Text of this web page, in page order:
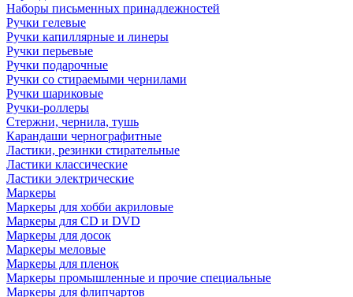
Наборы письменных принадлежностей
Ручки гелевые
Ручки капиллярные и линеры
Ручки перьевые
Ручки подарочные
Ручки со стираемыми чернилами
Ручки шариковые
Ручки-роллеры
Стержни, чернила, тушь
Карандаши чернографитные
Ластики, резинки стирательные
Ластики классические
Ластики электрические
Маркеры
Маркеры для хобби акриловые
Маркеры для CD и DVD
Маркеры для досок
Маркеры меловые
Маркеры для пленок
Маркеры промышленные и прочие специальные
Маркеры для флипчартов